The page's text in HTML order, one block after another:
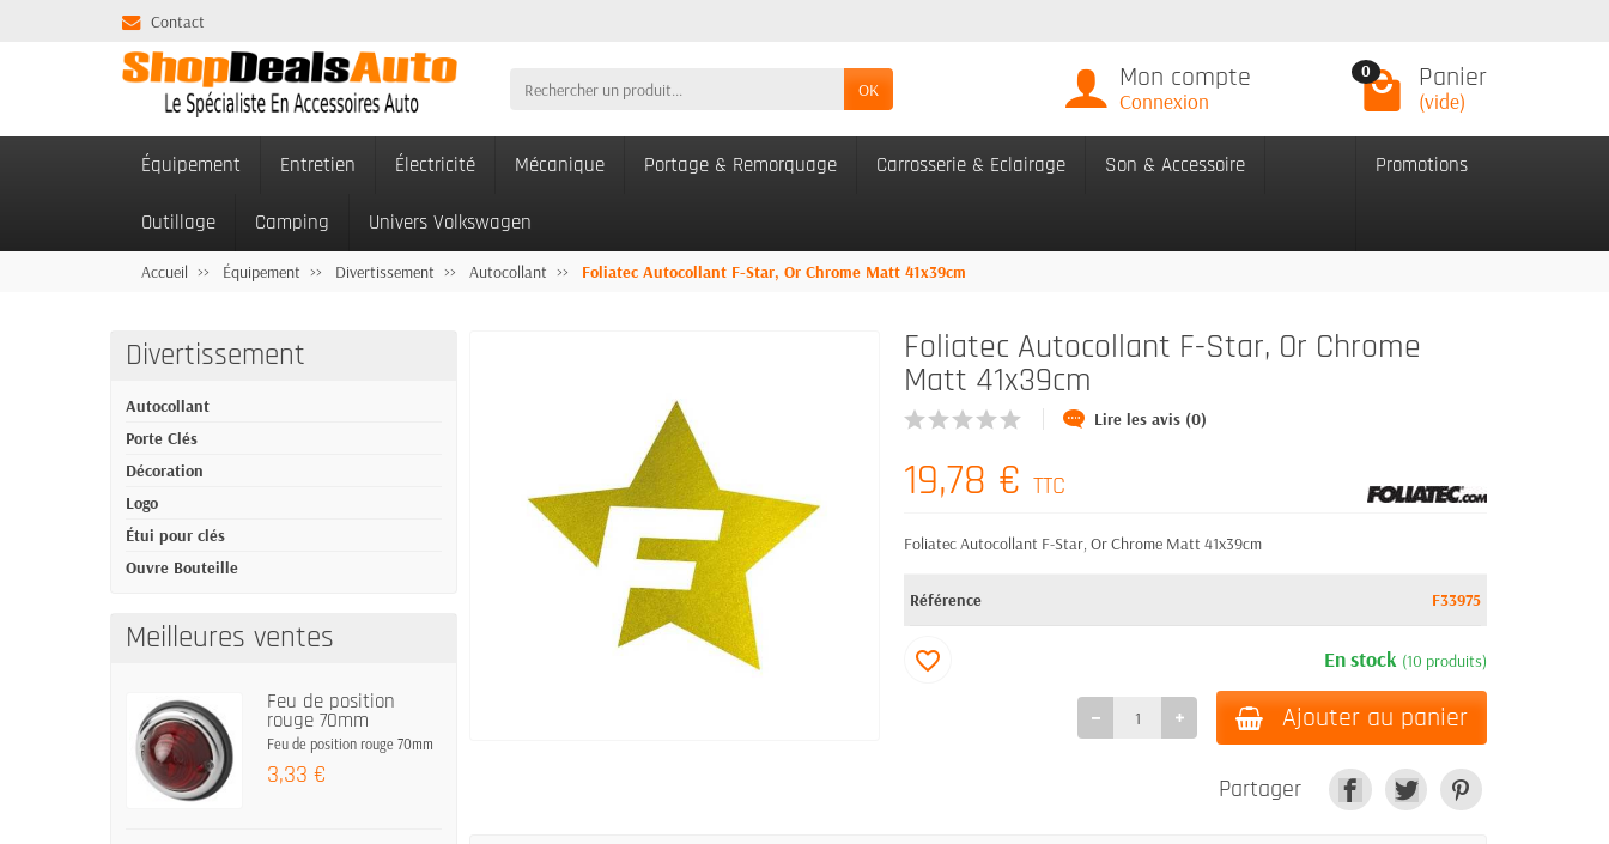
Contact
OK Mon compte
Connexion
0 Panier
(vide)
Équipement Entretien Électricité Mécanique Portage & Remorquage Carrosserie & Eclairage Son & Accessoire
Outillage Camping Univers Volkswagen
Promotions
Accueil Équipement Divertissement Autocollant Foliatec Autocollant F-Star, Or Chrome Matt 41x39cm
Divertissement
Autocollant
Porte Clés
Décoration
Logo
Étui pour clés
Ouvre Bouteille
Meilleures ventes
Feu de position
rouge 70mm
Feu de position rouge 70mm
3,33 €
Foliatec Autocollant F-Star, Or Chrome
Matt 41x39cm
Lire les avis (0)
19,78 € TTC
Foliatec Autocollant F-Star, Or Chrome Matt 41x39cm
Référence F33975
En stock (10 produits)
Ajouter au panier
favorite_border
Partager